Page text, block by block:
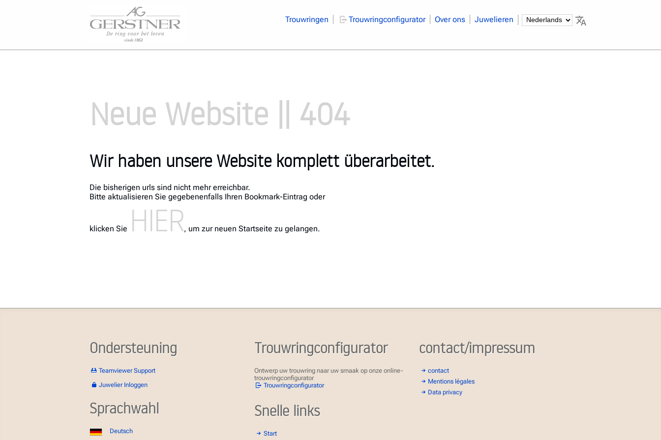
Trouwringen Trouwringconfigurator Over ons Juwelieren
Neue Website || 404
Wir haben unsere Website komplett überarbeitet.
Die bisherigen urls sind nicht mehr erreichbar.
Bitte aktualisieren Sie gegebenenfalls Ihren Bookmark-Eintrag oder
klicken Sie HIER, um zur neuen Startseite zu gelangen.
Ondersteuning
Teamviewer Support
Juwelier Inloggen
Sprachwahl
Deutsch
Trouwringconfigurator
Ontwerp uw trouwring naar uw smaak op onze online-
trouwringconfigurator
Trouwringconfigurator
Snelle links
Start
contact/impressum
contact
Mentions légales
Data privacy